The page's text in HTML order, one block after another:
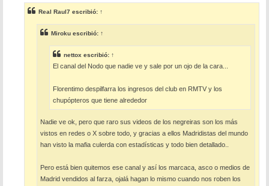
s
aReal Raul7 escribió: ↑
Miroku escribió: ↑
nettox escribió: ↑
El canal del Nodo que nadie ve y sale por un ojo de la cara...
Florentimo despilfarra los ingresos del club en RMTV y los
chupópteros que tiene alrededor
Nadie ve ok, pero que raro sus videos de los negreiras son los más
vistos en redes o X sobre todo, y gracias a ellos Madridistas del mundo
han visto la mafia culerda con estadísticas y todo bien detallado..
Pero está bien quitemos ese canal y así los marcaca, asco o medios de
Madrid vendidos al farza, ojalá hagan lo mismo cuando nos roben los